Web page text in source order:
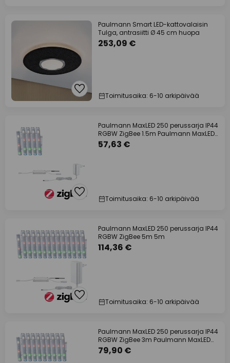
Paulmann Smart LED-kattovalaisin
Tulga, antrasiitti Ø 45 cm huopa
253,09 €
Toimitusaika: 6-10 arkipäivää
Paulmann MaxLED 250 perussarja IP44
RGBW ZigBee 1.5m Paulmann MaxLED
250
57,63 €
Toimitusaika: 6-10 arkipäivää
Paulmann MaxLED 250 perussarja IP44
RGBW ZigBee 5m 5m
114,36 €
Toimitusaika: 6-10 arkipäivää
Paulmann MaxLED 250 perussarja IP44
RGBW ZigBee 3m Paulmann MaxLED
250
79,90 €